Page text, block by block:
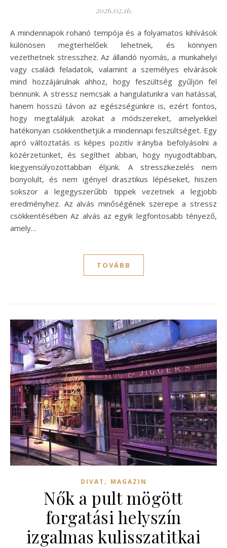
2026.02.16.
A mindennapok rohanó tempója és a folyamatos kihívások
különösen megterhelőek lehetnek, és könnyen
vezethetnek stresszhez. Az állandó nyomás, a munkahelyi
vagy családi feladatok, valamint a személyes elvárások
mind hozzájárulnak ahhoz, hogy feszültség gyűljön fel
bennünk. A stressz nemcsak a hangulatunkra van hatással,
hanem hosszú távon az egészségünkre is, ezért fontos,
hogy megtaláljuk azokat a módszereket, amelyekkel
hatékonyan csökkenthetjük a mindennapi feszültséget. Egy
apró változtatás is képes pozitív irányba befolyásolni a
közérzetünket, és segíthet abban, hogy nyugodtabban,
kiegyensúlyozottabban éljünk. A stresszkezelés nem
bonyolult, és nem igényel drasztikus lépéseket, hiszen
sokszor a legegyszerűbb tippek vezetnek a legjobb
eredményhez. Az alvás minőségének szerepe a stressz
csökkentésében Az alvás az egyik legfontosabb tényező,
amely…
TOVÁBB
DIVAT , MAGAZIN
Nők a pult mögött
forgatási helyszín
izgalmas kulisszatitkai